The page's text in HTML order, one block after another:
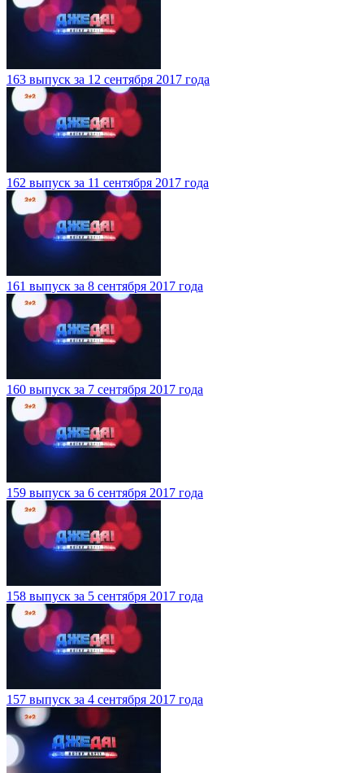
163 выпуск за 12 сентября 2017 года
162 выпуск за 11 сентября 2017 года
161 выпуск за 8 сентября 2017 года
160 выпуск за 7 сентября 2017 года
159 выпуск за 6 сентября 2017 года
158 выпуск за 5 сентября 2017 года
157 выпуск за 4 сентября 2017 года